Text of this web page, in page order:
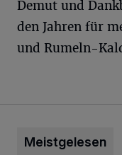
Demut und
den Jahren für
und Rumeln-
Meistgelesen